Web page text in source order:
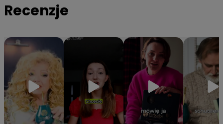
Recenzje